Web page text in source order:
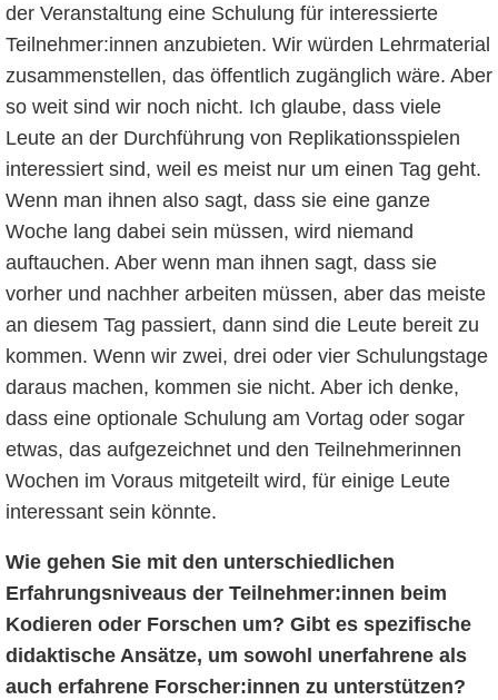
der Veranstaltung eine Schulung für interessierte
Teilnehmer:innen anzubieten. Wir würden Lehrmaterial
zusammenstellen, das öffentlich zugänglich wäre. Aber
so weit sind wir noch nicht. Ich glaube, dass viele
Leute an der Durchführung von Replikationsspielen
interessiert sind, weil es meist nur um einen Tag geht.
Wenn man ihnen also sagt, dass sie eine ganze
Woche lang dabei sein müssen, wird niemand
auftauchen. Aber wenn man ihnen sagt, dass sie
vorher und nachher arbeiten müssen, aber das meiste
an diesem Tag passiert, dann sind die Leute bereit zu
kommen. Wenn wir zwei, drei oder vier Schulungstage
daraus machen, kommen sie nicht. Aber ich denke,
dass eine optionale Schulung am Vortag oder sogar
etwas, das aufgezeichnet und den Teilnehmerinnen
Wochen im Voraus mitgeteilt wird, für einige Leute
interessant sein könnte.
Wie gehen Sie mit den unterschiedlichen
Erfahrungsniveaus der Teilnehmer:innen beim
Kodieren oder Forschen um? Gibt es spezifische
didaktische Ansätze, um sowohl unerfahrene als
auch erfahrene Forscher:innen zu unterstützen?